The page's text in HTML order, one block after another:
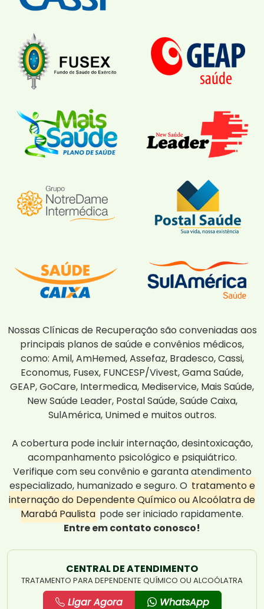
Nossas Clínicas de Recuperação são conveniadas aos
principais planos de saúde e convênios médicos,
como: Amil, AmHemed, Assefaz, Bradesco, Cassi,
Economus, Fusex, FUNCESP/Vivest, Gama Saúde,
GEAP, GoCare, Intermedica, Mediservice, Mais Saúde,
New Saúde Leader, Postal Saúde, Saúde Caixa,
SulAmérica, Unimed e muitos outros.
A cobertura pode incluir internação, desintoxicação,
acompanhamento psicológico e psiquiátrico.
Verifique com seu convênio e garanta atendimento
especializado, humanizado e seguro. O tratamento e
internação do Dependente Químico ou Alcoólatra de
Marabá Paulista pode ser iniciado rapidamente.
Entre em contato conosco!
CENTRAL DE ATENDIMENTO
TRATAMENTO PARA DEPENDENTE QUÍMICO OU ALCOÓLATRA
Ligar Agora WhatsApp